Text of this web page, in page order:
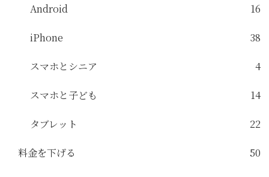
Android 16
iPhone 38
スマホとシニア 4
スマホと子ども 14
タブレット 22
料金を下げる 50